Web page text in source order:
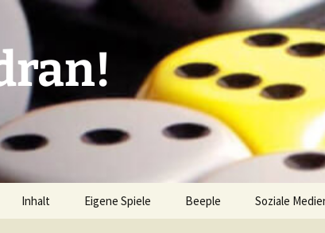
Inhalt Eigene Spiele Beeple Soziale